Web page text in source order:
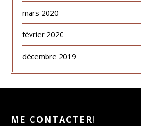
mars 2020
février 2020
décembre 2019
ME CONTACTER!